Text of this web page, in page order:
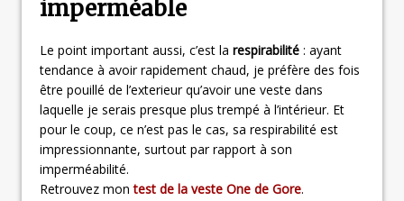
imperméable
Le point important aussi, c’est la respirabilité : ayant
tendance à avoir rapidement chaud, je préfère des fois
être pouillé de l’exterieur qu’avoir une veste dans
laquelle je serais presque plus trempé à l’intérieur. Et
pour le coup, ce n’est pas le cas, sa respirabilité est
impressionnante, surtout par rapport à son
imperméabilité.
Retrouvez montest de la veste One de Gore.